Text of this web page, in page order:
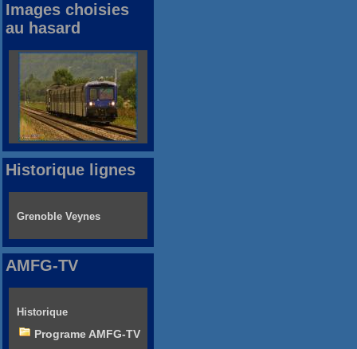
Images choisies
au hasard
Historique lignes
Grenoble Veynes
AMFG-TV
Historique
Programe AMFG-TV